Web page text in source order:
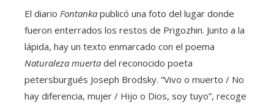
El diario Fontanka publicó una foto del lugar donde
fueron enterrados los restos de Prigozhin. Junto a la
lápida, hay un texto enmarcado con el poema
Naturaleza muerta del reconocido poeta
petersburgués Joseph Brodsky. “Vivo o muerto / No
hay diferencia, mujer / Hijo o Dios, soy tuyo”, recoge